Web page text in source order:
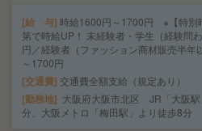
給 与 時給1600円～1700円 ※【特別
第で時給UP！ 未経験者・学生（経験問
円／経験者（ファッション商材販売半年
～1700円
交通費 交通費全額支給（規定あり）
勤務地
大阪府大阪市北区 JR「大阪駅
分、大阪メトロ「梅田駅」より徒歩8分